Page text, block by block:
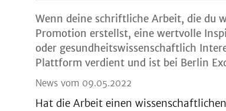
Wenn deine schriftliche Arbeit, die du
Promotion erstellst, eine wertvolle
oder gesundheitswissenschaftlich
Plattform verdient und ist bei Berlin
News vom 09.05.2022
Hat die Arbeit einen